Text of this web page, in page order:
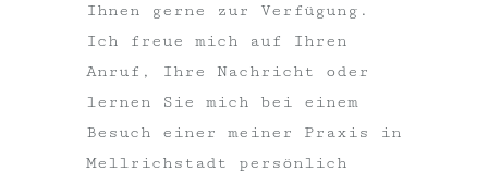
Ihnen gerne zur Verfügung.
Ich freue mich auf Ihren
Anruf, Ihre Nachricht oder
lernen Sie mich bei einem
Besuch einer meiner Praxis in
Mellrichstadt persönlich